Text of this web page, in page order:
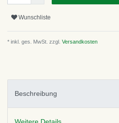
Wunschliste
* inkl. ges. MwSt. zzgl. Versandkosten
Beschreibung